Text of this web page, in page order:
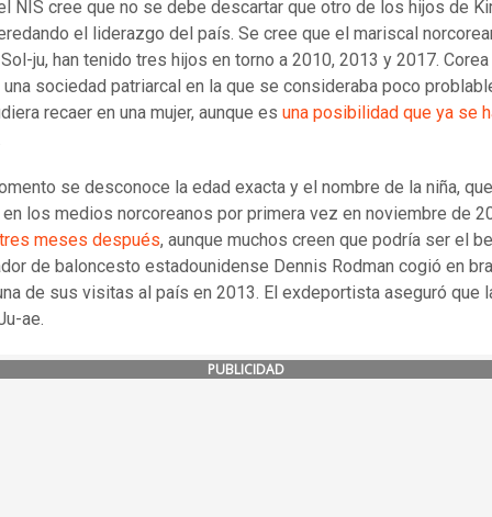
NIS cree que no se debe descartar que otro de los hijos de
el liderazgo del país. Se cree que el mariscal
Sol-ju, han tenido tres hijos en torno a 2010, 2013 y 2017.
sociedad patriarcal en la que se consideraba poco
recaer en una mujer, aunque es una posibilidad que ya se
se desconoce la edad exacta y el nombre de la niña, que
los medios norcoreanos por primera vez en noviembre de
meses después, aunque muchos creen que podría ser el
de baloncesto estadounidense Dennis Rodman cogió en
de sus visitas al país en 2013. El exdeportista aseguró que
ae.
PUBLICIDAD